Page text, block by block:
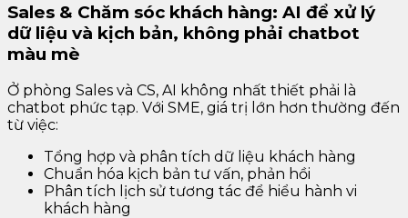
Sales & Chăm sóc khách hàng: AI để xử lý
dữ liệu và kịch bản, không phải chatbot
màu mè
Ở phòng Sales và CS, AI không nhất thiết phải là
chatbot phức tạp. Với SME, giá trị lớn hơn thường đến
từ việc:
Tổng hợp và phân tích dữ liệu khách hàng
Chuẩn hóa kịch bản tư vấn, phản hồi
Phân tích lịch sử tương tác để hiểu hành vi
khách hàng